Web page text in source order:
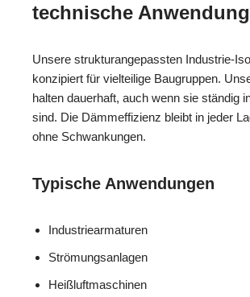
technische
Unsere strukturangepassten Industrie-
konzipiert für vielteilige Baugruppen.
halten dauerhaft, auch wenn sie ständig
sind. Die Dämmeffizienz bleibt in jeder
ohne Schwankungen.
Typische Anwendungen
Industriearmaturen
Strömungsanlagen
Heißluftmaschinen